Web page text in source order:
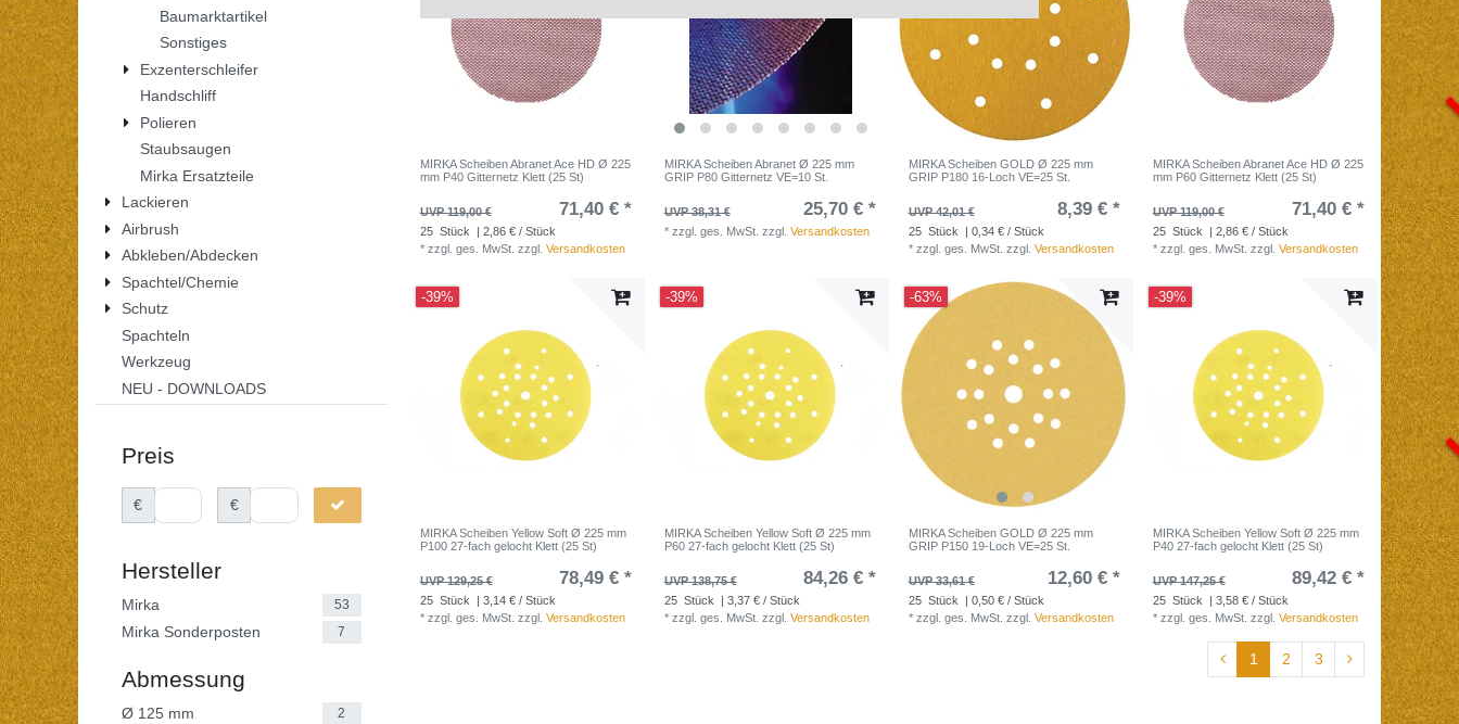
Baumarktartikel
Sonstiges
Exzenterschleifer
Handschliff
Polieren
Staubsaugen
Mirka Ersatzteile
Lackieren
Airbrush
Abkleben/Abdecken
Spachtel/Chemie
Schutz
Spachteln
Werkzeug
NEU - DOWNLOADS
Preis
€ €
Hersteller
Mirka 53
Mirka Sonderposten 7
Abmessung
Ø 125 mm 2
MIRKA Scheiben Abranet Ace HD Ø 225
mm P40 Gitternetz Klett (25 St)
UVP 119,00 € 71,40 € *
25 Stück
| 2,86 € / Stück
* zzgl. ges. MwSt. zzgl. Versandkosten
MIRKA Scheiben Abranet Ø 225 mm
GRIP P80 Gitternetz VE=10 St.
UVP 38,31 € 25,70 € *
* zzgl. ges. MwSt. zzgl. Versandkosten
MIRKA Scheiben GOLD Ø 225 mm
GRIP P180 16-Loch VE=25 St.
UVP 42,01 € 8,39 € *
25 Stück
| 0,34 € / Stück
* zzgl. ges. MwSt. zzgl. Versandkosten
MIRKA Scheiben Abranet Ace HD Ø 225
mm P60 Gitternetz Klett (25 St)
UVP 119,00 € 71,40 € *
25 Stück
| 2,86 € / Stück
* zzgl. ges. MwSt. zzgl. Versandkosten
-39%
MIRKA Scheiben Yellow Soft Ø 225 mm
P100 27-fach gelocht Klett (25 St)
UVP 129,25 € 78,49 € *
25 Stück
| 3,14 € / Stück
* zzgl. ges. MwSt. zzgl. Versandkosten
-39%
MIRKA Scheiben Yellow Soft Ø 225 mm
P60 27-fach gelocht Klett (25 St)
UVP 138,75 € 84,26 € *
25 Stück
| 3,37 € / Stück
* zzgl. ges. MwSt. zzgl. Versandkosten
-63%
MIRKA Scheiben GOLD Ø 225 mm
GRIP P150 19-Loch VE=25 St.
UVP 33,61 € 12,60 € *
25 Stück
| 0,50 € / Stück
* zzgl. ges. MwSt. zzgl. Versandkosten
-39%
MIRKA Scheiben Yellow Soft Ø 225 mm
P40 27-fach gelocht Klett (25 St)
UVP 147,25 € 89,42 € *
25 Stück
| 3,58 € / Stück
* zzgl. ges. MwSt. zzgl. Versandkosten
1 2 3